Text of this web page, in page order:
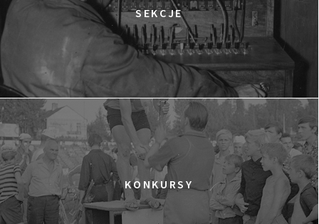
TWARZE, PLAŻE
Dolnośląskie Centrum Filmowe, sala
BUDDA, NASTOLATKI I PIŁKA NOŻNA
KUP BILET
17:00
Dolnośląskie Centrum Filmowe, sala
EKSTREMALNI BIEGACZE
KUP BILET
18:00
Dolnośląskie Centrum Filmowe, sala
Warszawa
ELDORADO
KUP BILET
18:15
Dolnośląskie Centrum Filmowe, sala
KUP BILET
SEKCJE
KONKURSY